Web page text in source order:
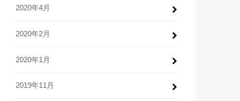
2020年4月
2020年2月
2020年1月
2019年11月